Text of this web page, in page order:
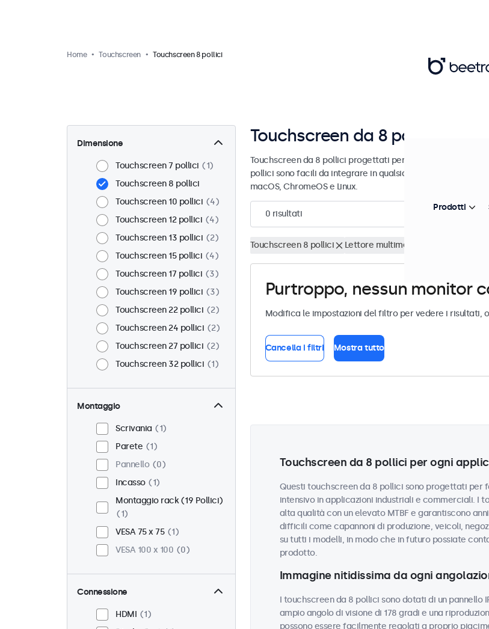
Home Touchscreen Touchscreen 8 pollici
Dimensione
Touchscreen 7 pollici
1
Touchscreen 8 pollici
Touchscreen 10 pollici
4
Touchscreen 12 pollici
4
Touchscreen 13 pollici
2
Touchscreen 15 pollici
4
Touchscreen 17 pollici
3
Touchscreen 19 pollici
3
Touchscreen 22 pollici
2
Touchscreen 24 pollici
2
Touchscreen 27 pollici
2
Touchscreen 32 pollici
1
Montaggio
Scrivania
1
Parete
1
Pannello
0
Incasso
1
Montaggio rack (19 Pollici)
1
VESA 75 x 75
1
VESA 100 x 100
0
Connessione
HDMI
1
Touchscreen da 8 pollici
Touchscreen da 8 pollici progettati per uso professionale e
pollici sono facili da integrare in qualsiasi contesto e sono
macOS, ChromeOS e Linux.
0 risultati
Touchscreen 8 pollici Lettore multimediale USB
Purtroppo, nessun monitor
Modifica le impostazioni del filtro per vedere i risultati,
Cancella i filtri Mostra tutto
Touchscreen da 8 pollici per ogni
Questi touchscreen da 8 pollici sono progettati per
intensivo in applicazioni industriali e commerciali. I
alta qualità con un elevato MTBF e garantiscono
difficili come capannoni di produzione, veicoli,
su tutti i modelli, in modo che in futuro possiate
prodotto.
Immagine nitidissima da ogni
I touchscreen da 8 pollici sono dotati di un pannello
ampio angolo di visione di 178 gradi e una
possono essere facilmente regolati a proprio
Prodotti